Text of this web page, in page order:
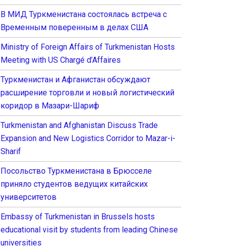
В МИД Туркменистана состоялась встреча с
Временным поверенным в делах США
Ministry of Foreign Affairs of Turkmenistan Hosts
Meeting with US Chargé d’Affaires
Туркменистан и Афганистан обсуждают
расширение торговли и новый логистический
коридор в Мазари-Шариф
Turkmenistan and Afghanistan Discuss Trade
Expansion and New Logistics Corridor to Mazar-i-
Sharif
Посольство Туркменистана в Брюсселе
приняло студентов ведущих китайских
университетов
Embassy of Turkmenistan in Brussels hosts
educational visit by students from leading Chinese
universities